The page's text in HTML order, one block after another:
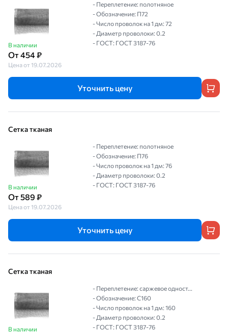
В наличии
От 454 ₽
Цена от 19.07.2026
- Переплетение: полотняное
- Обозначение: П72
- Число проволок на 1 дм: 72
- Диаметр проволоки: 0.2
- ГОСТ: ГОСТ 3187-76
Уточнить цену
Сетка тканая
В наличии
От 589 ₽
Цена от 19.07.2026
- Переплетение: полотняное
- Обозначение: П76
- Число проволок на 1 дм: 76
- Диаметр проволоки: 0.2
- ГОСТ: ГОСТ 3187-76
Уточнить цену
Сетка тканая
В наличии
- Переплетение: саржевое одност...
- Обозначение: С160
- Число проволок на 1 дм: 160
- Диаметр проволоки: 0.2
- ГОСТ: ГОСТ 3187-76